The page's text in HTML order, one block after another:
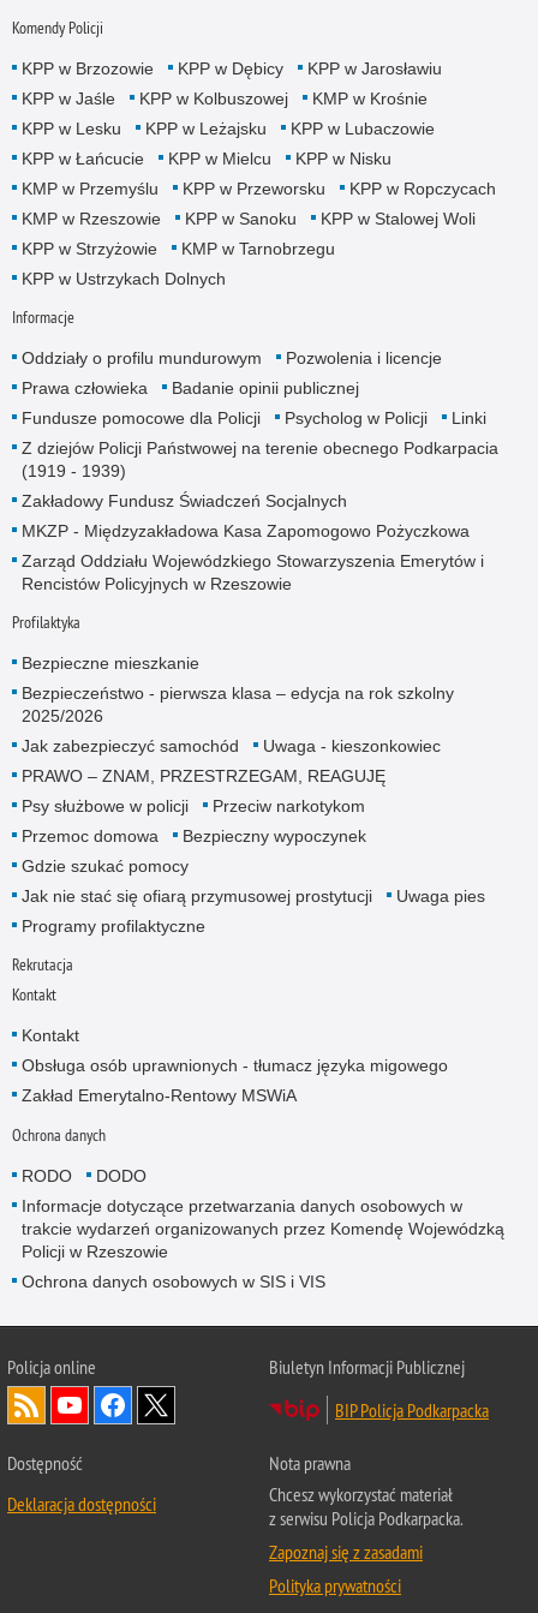
Komendy Policji
KPP w Brzozowie KPP w Dębicy
KPP w Jarosławiu
KPP w Jaśle
KPP w Kolbuszowej
KMP w Krośnie
KPP w Lesku
KPP w Leżajsku
KPP w Lubaczowie
KPP w Łańcucie
KPP w Mielcu
KPP w Nisku
KMP w Przemyślu
KPP w Przeworsku
KPP w Ropczycach
KMP w Rzeszowie
KPP w Sanoku
KPP w Stalowej Woli
KPP w Strzyżowie
KMP w Tarnobrzegu
KPP w Ustrzykach Dolnych
Informacje
Oddziały o profilu mundurowym
Pozwolenia i licencje
Prawa człowieka
Badanie opinii publicznej
Fundusze pomocowe dla Policji
Psycholog w Policji
Linki
Z dziejów Policji Państwowej na terenie obecnego Podkarpacia
(1919 - 1939)
Zakładowy Fundusz Świadczeń Socjalnych
MKZP - Międzyzakładowa Kasa Zapomogowo Pożyczkowa
Zarząd Oddziału Wojewódzkiego Stowarzyszenia Emerytów i
Rencistów Policyjnych w Rzeszowie
Profilaktyka
Bezpieczne mieszkanie
Bezpieczeństwo - pierwsza klasa – edycja na rok szkolny
2025/2026
Jak zabezpieczyć samochód
Uwaga - kieszonkowiec
PRAWO – ZNAM, PRZESTRZEGAM, REAGUJĘ
Psy służbowe w policji
Przeciw narkotykom
Przemoc domowa
Bezpieczny wypoczynek
Gdzie szukać pomocy
Jak nie stać się ofiarą przymusowej prostytucji
Uwaga pies
Programy profilaktyczne
Rekrutacja
Kontakt
Kontakt
Obsługa osób uprawnionych - tłumacz języka migowego
Zakład Emerytalno-Rentowy MSWiA
Ochrona danych
RODO
DODO
Informacje dotyczące przetwarzania danych osobowych w
trakcie wydarzeń organizowanych przez Komendę Wojewódzką
Policji w Rzeszowie
Ochrona danych osobowych w SIS i VIS
Policja online
Biuletyn Informacji Publicznej
BIP Policja Podkarpacka
Dostępność
Deklaracja dostępności
Nota prawna
Chcesz wykorzystać materiał
z serwisu Policja Podkarpacka.
Zapoznaj się z zasadami
Polityka prywatności